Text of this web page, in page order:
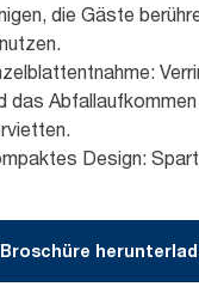
die Gäste
das
Design:
Broschüre